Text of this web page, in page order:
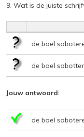
9. Wat is de juiste
de boel
de boel
Jouw antwoord:
de boel